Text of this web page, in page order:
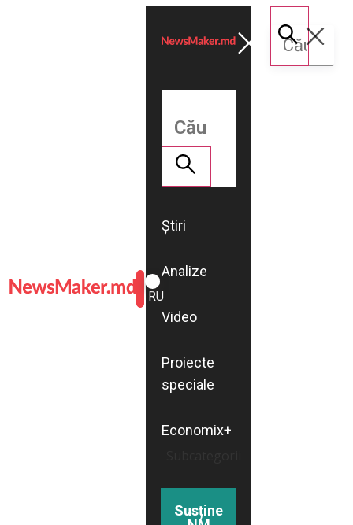
ROMÂNĂ
RU
Știri
Analize
Video
Proiecte
speciale
Economix+
Susține